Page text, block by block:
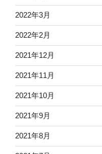
2022年3月
2022年2月
2021年12月
2021年11月
2021年10月
2021年9月
2021年8月